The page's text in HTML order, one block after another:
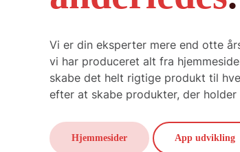
Vi er din eksperter mere end otte
vi har produceret alt fra
skabe det helt rigtige produkt til
efter at skabe produkter, der holder
Hjemmesider App udvikling